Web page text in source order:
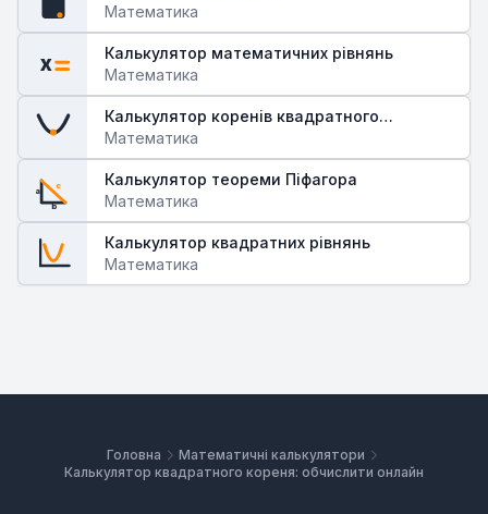
Математика
x
Калькулятор математичних рівнянь
Математика
Калькулятор коренів квадратного
рівняння
Математика
a
b
c
Калькулятор теореми Піфагора
Математика
Калькулятор квадратних рівнянь
Математика
Головна
Математичні калькулятори
Калькулятор квадратного кореня: обчислити онлайн